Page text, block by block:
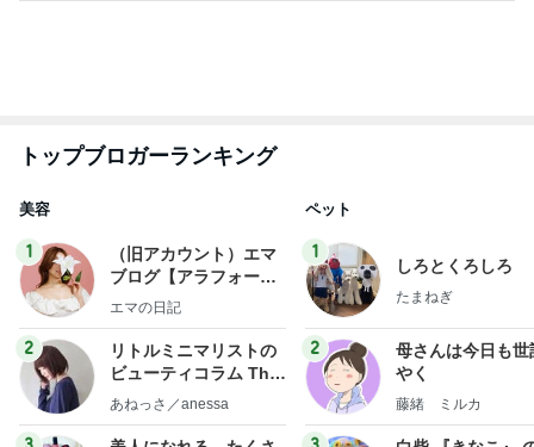
トップブロガーランキング
美容
1
（旧アカウント）エマ
ブログ【アラフォー会
社売却セカンドライ
エマの日記
2
リトルミニマリストの
ビューティコラム The
little minimalist's bea
あねっさ／anessa
ペット
1
しろとくろしろ
たまねぎ
2
母さんは今日も世
やく
藤緒 ミルカ